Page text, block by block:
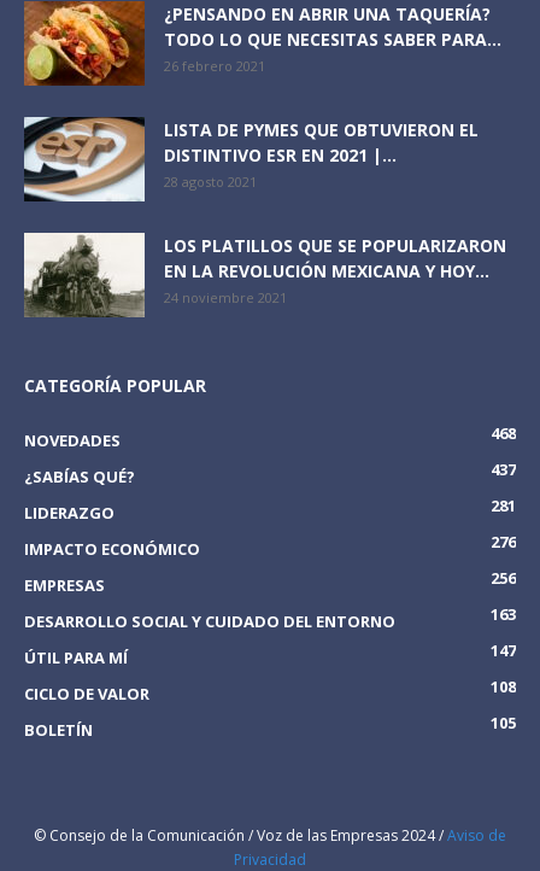
¿PENSANDO EN ABRIR UNA TAQUERÍA?
TODO LO QUE NECESITAS SABER PARA...
26 febrero 2021
LISTA DE PYMES QUE OBTUVIERON EL
DISTINTIVO ESR EN 2021 |...
28 agosto 2021
LOS PLATILLOS QUE SE POPULARIZARON
EN LA REVOLUCIÓN MEXICANA Y HOY...
24 noviembre 2021
CATEGORÍA POPULAR
NOVEDADES
468
¿SABÍAS QUÉ?
437
LIDERAZGO
281
IMPACTO ECONÓMICO
276
EMPRESAS
256
DESARROLLO SOCIAL Y CUIDADO DEL ENTORNO
163
ÚTIL PARA MÍ
147
CICLO DE VALOR
108
BOLETÍN
105
© Consejo de la Comunicación / Voz de las Empresas 2024 /Aviso de
Privacidad